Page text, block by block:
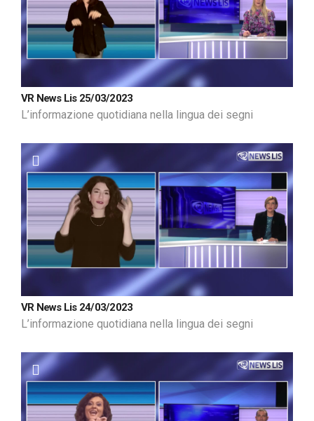
VR News Lis 25/03/2023
L’informazione quotidiana nella lingua dei segni
VR News Lis 24/03/2023
L’informazione quotidiana nella lingua dei segni